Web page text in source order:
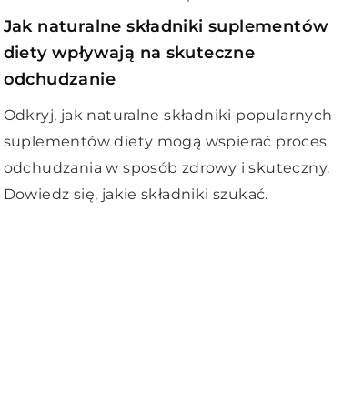
Jak naturalne składniki suplementów
diety wpływają na skuteczne
odchudzanie
Odkryj, jak naturalne składniki popularnych
suplementów diety mogą wspierać proces
odchudzania w sposób zdrowy i skuteczny.
Dowiedz się, jakie składniki szukać.